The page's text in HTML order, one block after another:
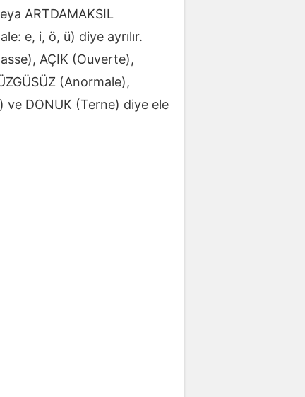
ARTDAMAKSIL
e, i, ö, ü) diye ayrılır.
AÇIK (Ouverte),
(Anormale),
ve DONUK (Terne) diye ele